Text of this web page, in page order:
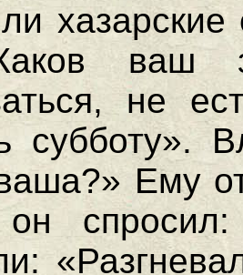
ваш
не
субботу».
Ему
он